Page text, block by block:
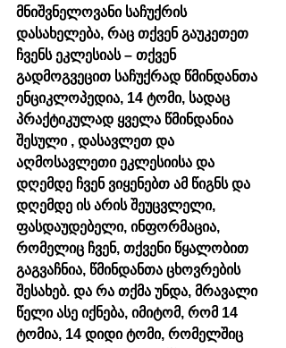
მნიშვნელოვანი საჩუქრის
დასახელება, რაც თქვენ გაუკეთეთ
ჩვენს ეკლესიას – თქვენ
გადმოგვეცით საჩუქრად წმინდანთა
ენციკლოპედია, 14 ტომი, სადაც
პრაქტიკულად ყველა წმინდანია
შესული , დასავლეთ და
აღმოსავლეთი ეკლესიისა და
დღემდე ჩვენ ვიყენებთ ამ წიგნს და
დღემდე ის არის შეუცვლელი,
ფასდაუდებელი, ინფორმაცია,
რომელიც ჩვენ, თქვენი წყალობით
გაგვაჩნია, წმინდანთა ცხოვრების
შესახებ. და რა თქმა უნდა, მრავალი
წელი ასე იქნება, იმიტომ, რომ 14
ტომია, 14 დიდი ტომი, რომელშიც